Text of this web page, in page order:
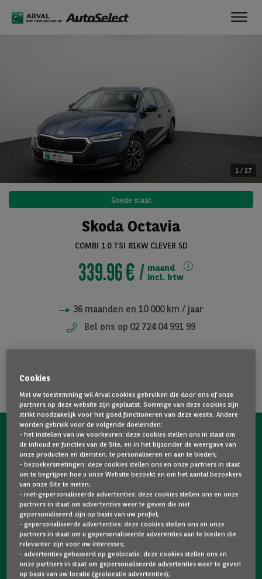
1 / 27
Toon alle foto's
Goede staat
Skoda Octavia
COMBI 1.0 TSI 81KW CLEVER 5D
339.96 €
maand
incl. btw
36maanden en 10 000km / jaar
Bel ons op 02 724 04 991 99
Volledige onderhoudsgeschiedenis
Beschikbaarheid
Gemoedsrust
Voertuigen jonger dan 5 jaar
Cookies
Met uw toestemming wil Arval cookies gebruiken die door ons of onze
partners op deze website zijn geplaatst. Sommige van deze cookies zijn
strikt noodzakelijk voor het goed functioneren van deze wesite. Andere
worden gebruik voor de volgende doeleinden:
- het instellen van uw voorkeuren: deze cookies stellen ons in staat om
de inhoud en functies van de Site, en in het bijzonder de weergave van
onze producten en diensten, te personaliseren en aan te bieden;
- bezoekersmetingen: deze cookies stellen ons en onze partners in staat
om te begrijpen hoe u onze Website bezoekt en om het aantal bezoekers
van onze Site te meten;
- niet-gepersonaliseerde advertenties: deze cookies stellen ons en onze
partners in staat om advertenties weer te geven die niet
gepersonaliseerd zijn op basis van uw profiel;
- gepersonaliseerde advertenties: deze cookies stellen ons en onze
partners in staat om u gepersonaliseerde adverenties aan te bieden die
relevanter zijn voor uw interesses;
- advertenties gebaseerd op geolocatie: deze cookies stellen ons en
onze partners in staat om gepersonaliseerde advertenties weer te geven
op basis van uw locatie (geolocatie advertenties);